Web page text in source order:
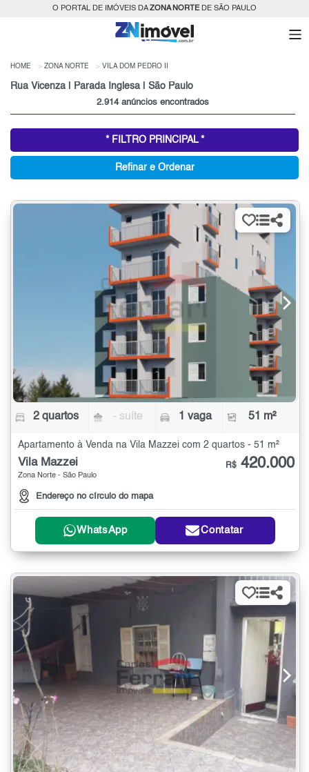
O PORTAL DE IMÓVEIS DAZONA NORTEDE SÃO PAULO
HOME ZONA NORTE VILA DOM PEDRO II
Rua Vicenza | Parada Inglesa | São Paulo
2.914 anúncios encontrados
* FILTRO PRINCIPAL *
Refinar e Ordenar
2 quartos - suíte 1 vaga 51 m²
Apartamento à Venda na Vila Mazzei com 2 quartos - 51 m²
Vila Mazzei
Zona Norte - São Paulo
Endereço no círculo do mapa
R$ 420.000
WhatsApp Contatar